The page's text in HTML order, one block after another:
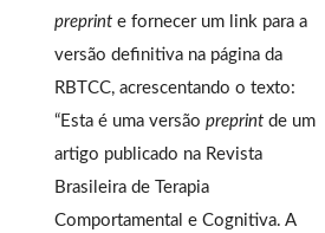
preprint e fornecer um link para a
versão definitiva na página da
RBTCC, acrescentando o texto:
“Esta é uma versão preprint de um
artigo publicado na Revista
Brasileira de Terapia
Comportamental e Cognitiva. A